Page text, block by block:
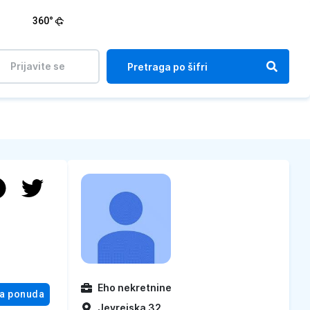
360°
Prijavite se
ponuda
Eho nekretnine
Jevrejska 32